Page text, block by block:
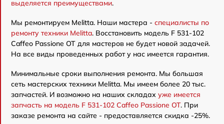
выделяется преимуществами.
Мы ремонтируем Melitta. Наши мастера - специалисты по
ремонту техники Melitta. Восстановить модель F 531-102
Caffeo Passione OT для мастеров не будет новой задачей.
На все виды проведенных работ у нас имеется гарантия.
Минимальные сроки выполнения ремонта. Мы большая
сеть мастерских техники Melitta. Мы имеем более 20 тыс.
запчастей. И возможно на наших складах уже имеется
запчасть на модель F 531-102 Caffeo Passione OT. При
заказе ремонта на сайте - предоставляется скидка -25%.